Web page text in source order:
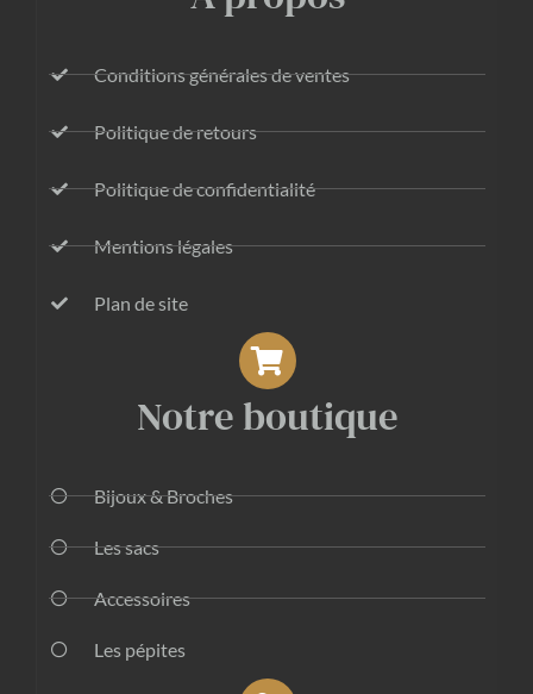
Conditions générales de ventes
Politique de retours
Politique de confidentialité
Mentions légales
Plan de site
Notre boutique
Bijoux & Broches
Les sacs
Accessoires
Les pépites